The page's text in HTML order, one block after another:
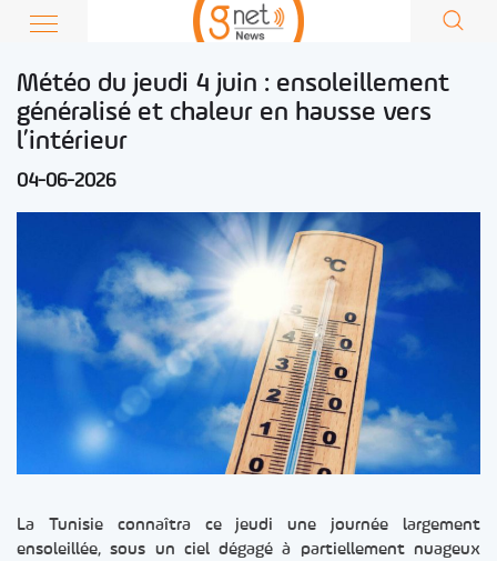
Météo du jeudi 4 juin : ensoleillement
généralisé et chaleur en hausse vers
l’intérieur
04-06-2026
La Tunisie connaîtra ce jeudi une journée largement
ensoleillée, sous un ciel dégagé à partiellement nuageux